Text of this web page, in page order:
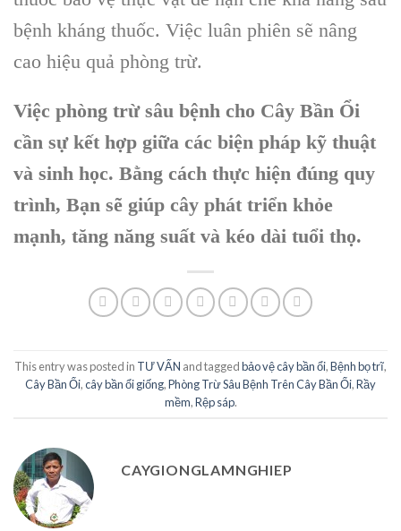
bệnh kháng thuốc. Việc luân phiên sẽ nâng
cao hiệu quả phòng trừ.
Việc phòng trừ sâu bệnh cho Cây Bần Ổi
cần sự kết hợp giữa các biện pháp kỹ thuật
và sinh học. Bằng cách thực hiện đúng quy
trình, Bạn sẽ giúp cây phát triển khỏe
mạnh, tăng năng suất và kéo dài tuổi thọ.
This entry was posted in TƯ VẤN and taggedbảo vệ cây bần ổi,Bệnh bọ trĩ,
Cây Bần Ổi,cây bần ổi giống,Phòng Trừ Sâu Bệnh Trên Cây Bần Ổi,Rầy
mềm,Rệp sáp.
CAYGIONGLAMNGHIEP